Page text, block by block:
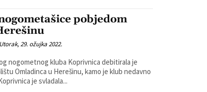
pobjedom
Utorak, 29. ožujka 2022.
nogometnog kluba Koprivnica debitirala je
Omladinca u Herešinu, kamo je klub nedavno
iz Starigrada. Koprivnica je svladala...